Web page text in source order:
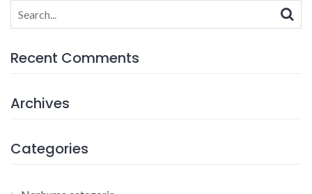
Search
for:
Recent Comments
Archives
Categories